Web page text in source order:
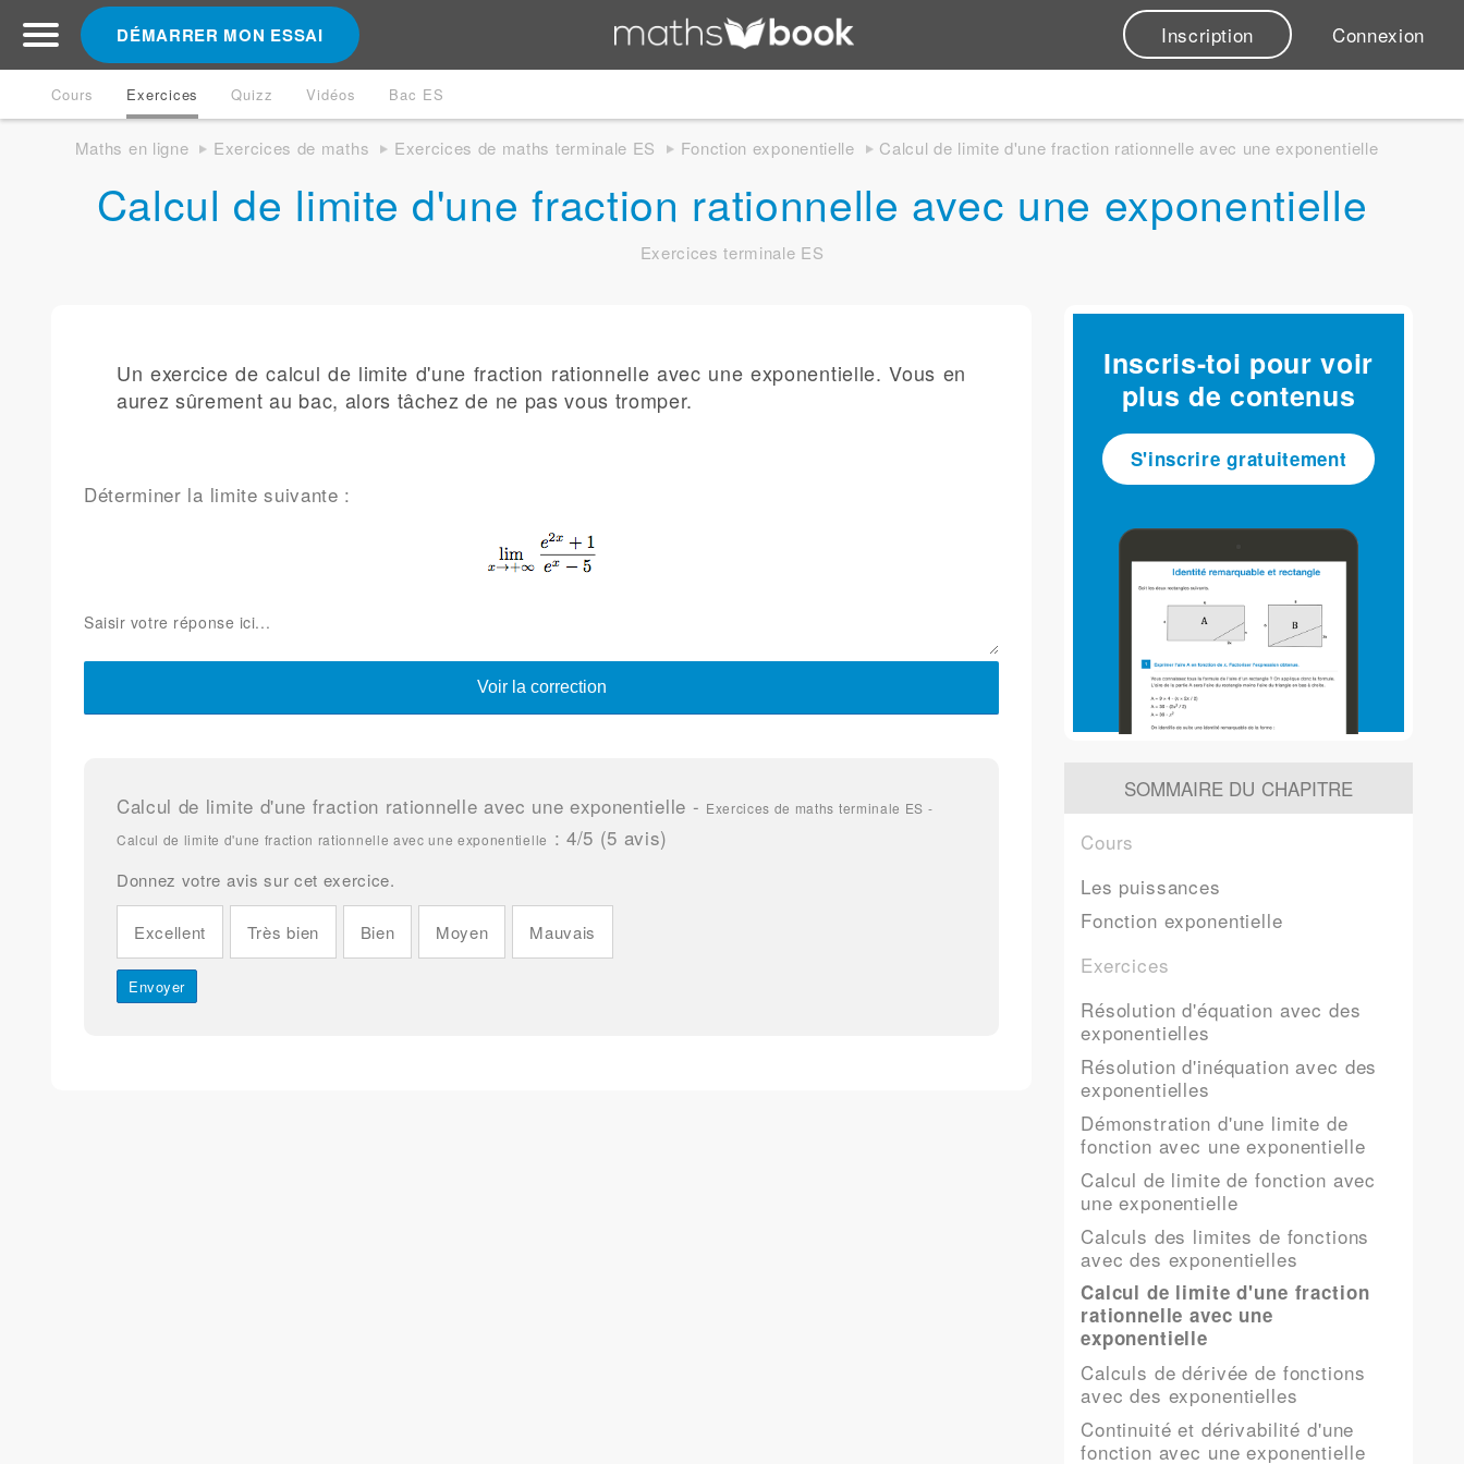
DÉMARRER MON ESSAI Inscription Connexion
Cours Exercices Quizz Vidéos Bac ES
Maths en ligne Exercices de maths Exercices de maths terminale ES Fonction exponentielle Calcul de limite d'une fraction rationnelle avec une exponentielle
Calcul de limite d'une fraction rationnelle avec une exponentielle
Exercices terminale ES
Inscris-toi pour voir
plus de contenus
S'inscrire gratuitement
SOMMAIRE DU CHAPITRE
Cours
Les puissances
Fonction exponentielle
Exercices
Résolution d'équation avec des
exponentielles
Résolution d'inéquation avec des
exponentielles
Démonstration d'une limite de
fonction avec une exponentielle
Calcul de limite de fonction avec
une exponentielle
Calculs des limites de fonctions
avec des exponentielles
Calcul de limite d'une fraction
rationnelle avec une
exponentielle
Calculs de dérivée de fonctions
avec des exponentielles
Continuité et dérivabilité d'une
fonction avec une exponentielle
Un exercice de calcul de limite d'une fraction rationnelle avec une exponentielle. Vous en
aurez sûrement au bac, alors tâchez de ne pas vous tromper.
Déterminer la limite suivante :
Voir la correction
Calcul de limite d'une fraction rationnelle avec une exponentielle - Exercices de maths terminale ES -
Calcul de limite d'une fraction rationnelle avec une exponentielle : 4/5 (5 avis)
Donnez votre avis sur cet exercice.
Excellent Très bien Bien Moyen Mauvais